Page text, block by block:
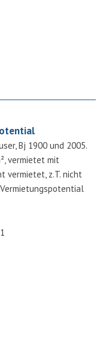
Bj 1900 und 2005.
vermietet mit
vermietet, z.T. nicht